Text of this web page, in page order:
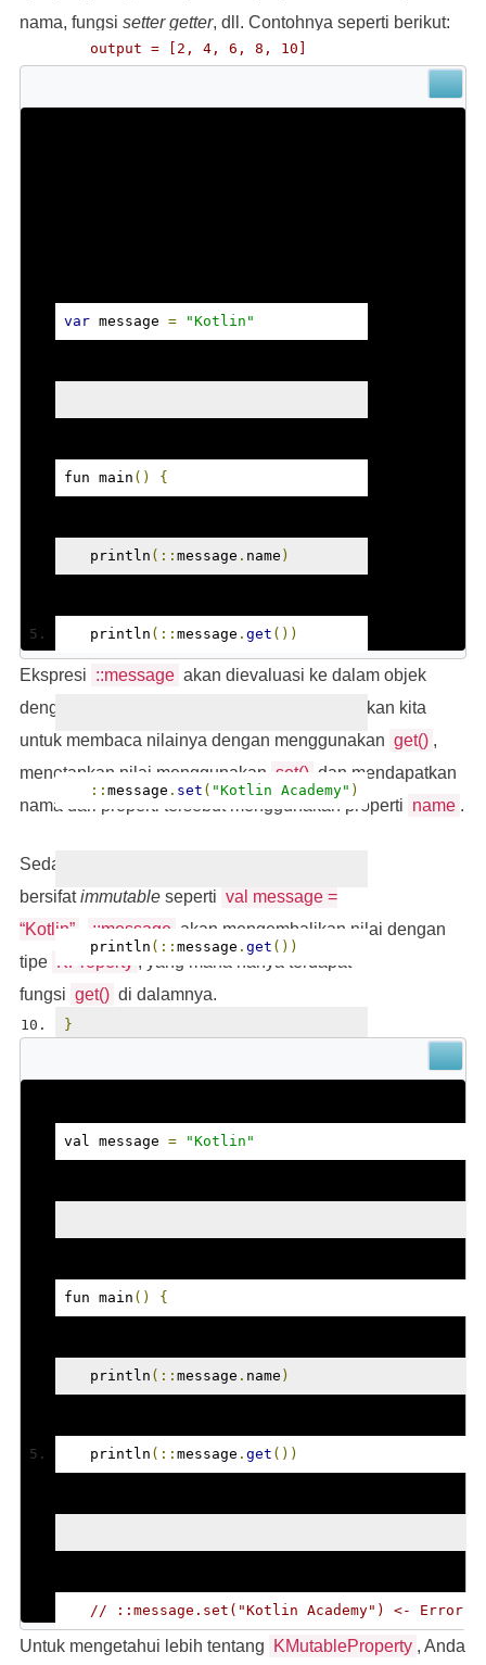
output = [2, 4, 6, 8, 10]
nama, fungsi setter getter, dll. Contohnya seperti berikut:
var message = "Kotlin"
fun main () {
println (:: message . name )
println (:: message . get ())
:: message . set ( "Kotlin Academy" )
println (:: message . get ())
}
Ekspresi ::message akan dievaluasi ke dalam objek
dengan
yang memungkinkan kita
untuk membaca nilainya dengan menggunakan get() ,
menetapkan nilai menggunakan set() dan mendapatkan
nama dari properti tersebut menggunakan properti name .
Sedangkan untuk properti yang
bersifatimmutableseperti val message =
“Kotlin”
::message akan mengembalikan nilai dengan
tipe KProperty , yang mana hanya terdapat
fungsi get() di dalamnya.
val message = "Kotlin"
fun main () {
println (:: message . name )
println (:: message . get ())
// ::message.set("Kotlin Academy") <- Error :
Untuk mengetahui lebih tentang KMutableProperty , Anda